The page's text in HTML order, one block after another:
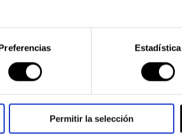
Estadística
Permitir la selección